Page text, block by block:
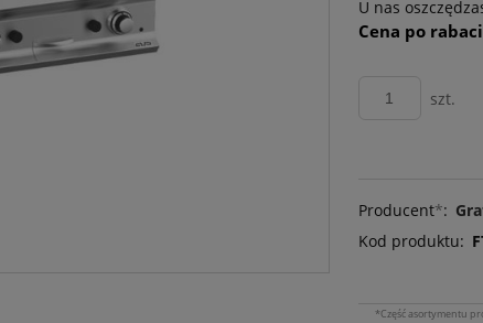
U nas
Cena po
szt.
Producent*:
Kod produktu:
*Część asortymentu